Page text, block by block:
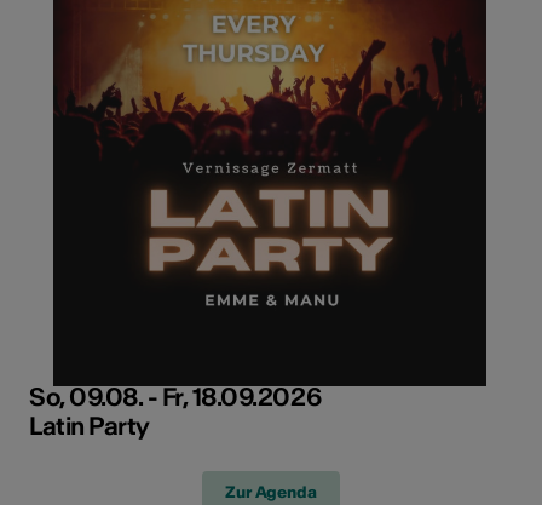
So, 09.08. - Fr, 18.09.2026
Latin Party
Zur Agenda